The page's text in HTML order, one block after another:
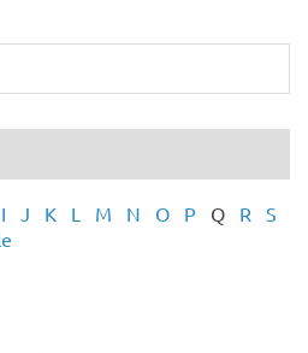
I J K L M N O P Q R
S